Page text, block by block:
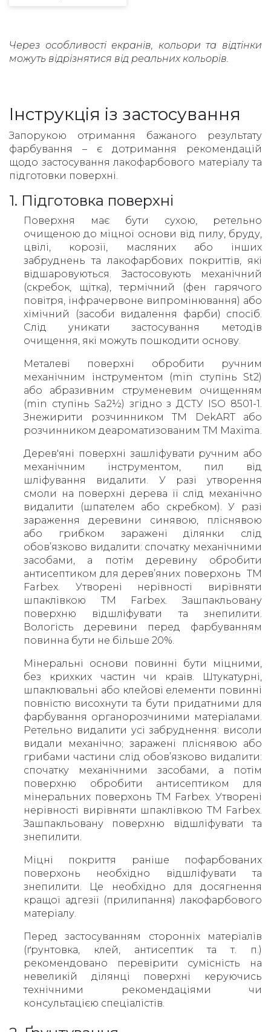
Через особливості екранів, кольори та відтінки
можуть відрізнятися від реальних кольорів.
Інструкція із застосування
Запорукою отримання бажаного результату
фарбування – є дотримання рекомендацій
щодо застосування лакофарбового матеріалу та
підготовки поверхні.
1. Підготовка поверхні
Поверхня має бути сухою, ретельно
очищеною до міцної основи від пилу, бруду,
цвілі, корозії, масляних або інших
забруднень та лакофарбових покриттів, які
відшаровуються. Застосовують механічний
(скребок, щітка), термічний (фен гарячого
повітря, інфрачервоне випромінювання) або
хімічний (засоби видалення фарби) спосіб.
Слід уникати застосування методів
очищення, які можуть пошкодити основу.
Металеві поверхні обробити ручним
механічним інструментом (min ступінь St2)
або абразивним струменевим очищенням
(min ступінь Sa2½) згідно з ДСТУ ISO 8501-1.
Знежирити розчинником ТМ DekART або
розчинником деароматизованим ТМ Maxima.
Дерев'яні поверхні зашліфувати ручним або
механічним інструментом, пил від
шліфування видалити. У разі утворення
смоли на поверхні дерева її слід механічно
видалити (шпателем або скребком). У разі
зараження деревини синявою, пліснявою
або грибком заражені ділянки слід
обов’язково видалити: спочатку механічними
засобами, а потім деревину обробити
антисептиком для дерев’яних поверхонь ТМ
Farbex. Утворені нерівності вирівняти
шпаклівкою ТМ Farbex. Зашпакльовану
поверхню відшліфувати та знепилити.
Вологість деревини перед фарбуванням
повинна бути не більше 20%.
Мінеральні основи повинні бути міцними,
без крихких частин чи країв. Штукатурні,
шпаклювальні або клейові елементи повинні
повністю висохнути та бути придатними для
фарбування органорозчиними матеріалами.
Ретельно видалити усі забруднення: висоли
видали механічно; заражені пліснявою або
грибами частини слід обов’язково видалити:
спочатку механічними засобами, а потім
поверхню обробити антисептиком для
мінеральних поверхонь ТМ Farbex. Утворені
нерівності вирівняти шпаклівкою ТМ Farbex.
Зашпакльовану поверхню відшліфувати та
знепилити.
Міцні покриття раніше пофарбованих
поверхонь необхідно відшліфувати та
знепилити. Це необхідно для досягнення
кращої адгезії (прилипання) лакофарбового
матеріалу.
Перед застосуванням сторонніх матеріалів
(ґрунтовка, клей, антисептик та т. п.)
рекомендовано перевірити сумісність на
невеликій ділянці поверхні керуючись
технічними рекомендаціями чи
консультацією спеціалістів.